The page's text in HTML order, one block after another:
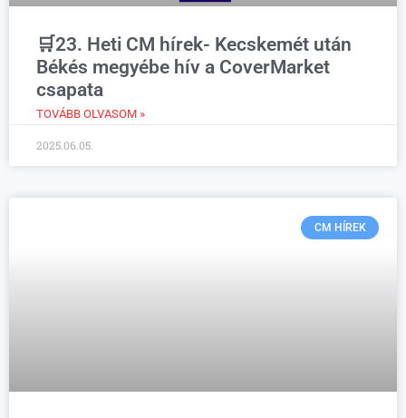
🛒23. Heti CM hírek- Kecskemét után
Békés megyébe hív a CoverMarket
csapata
TOVÁBB OLVASOM »
2025.06.05.
CM HÍREK